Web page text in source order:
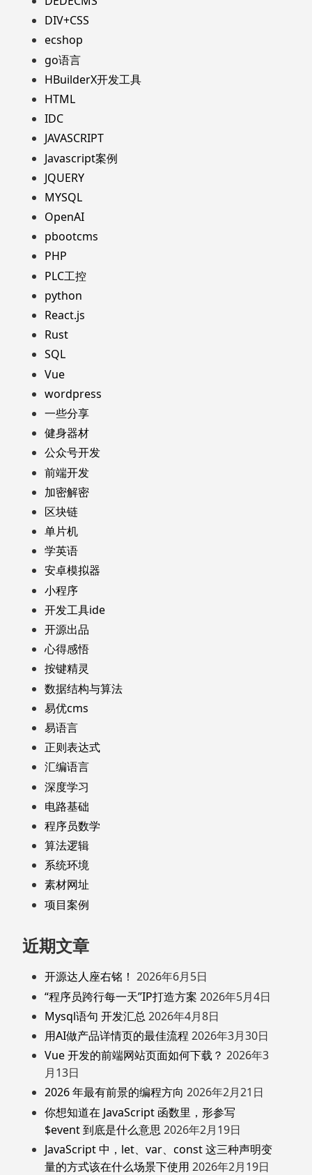
DIV+CSS
ecshop
go语言
HBuilderX开发工具
HTML
IDC
JAVASCRIPT
Javascript案例
JQUERY
MYSQL
OpenAI
pbootcms
PHP
PLC工控
python
React.js
Rust
SQL
Vue
wordpress
一些分享
健身器材
公众号开发
前端开发
加密解密
区块链
单片机
学英语
安卓模拟器
小程序
开发工具ide
开源出品
心得感悟
按键精灵
数据结构与算法
易优cms
易语言
正则表达式
汇编语言
深度学习
电路基础
程序员数学
算法逻辑
系统环境
素材网址
项目案例
近期文章
开源达人座右铭！ 2026年6月5日
“程序员跨行每一天”IP打造方案 2026年5月4日
Mysql语句 开发汇总 2026年4月8日
用AI做产品详情页的最佳流程 2026年3月30日
Vue 开发的前端网站页面如何下载？ 2026年3
月13日
2026 年最有前景的编程方向 2026年2月21日
你想知道在 JavaScript 函数里，形参写
$event 到底是什么意思 2026年2月19日
JavaScript 中，let、var、const 这三种声明变
量的方式该在什么场景下使用 2026年2月19日